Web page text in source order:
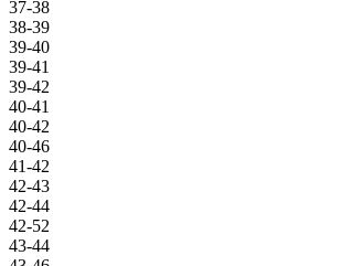
37-38
38-39
39-40
39-41
39-42
40-41
40-42
40-46
41-42
42-43
42-44
42-52
43-44